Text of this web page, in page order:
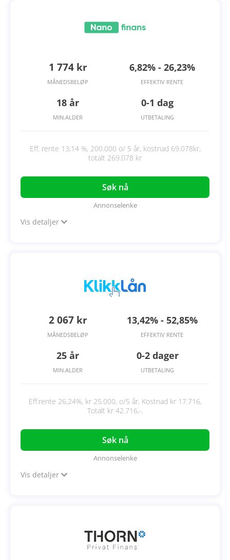
1 774 kr
MÅNEDSBELØP
6,82% - 26,23%
EFFEKTIV RENTE
18 år
MIN.ALDER
0-1 dag
UTBETALING
Eff. rente 13,14 %, 200.000 o/ 5 år, kostnad 69.078kr,
totalt 269.078 kr
Søk nå
Annonselenke
Vis detaljer
2 067 kr
MÅNEDSBELØP
13,42% - 52,85%
EFFEKTIV RENTE
25 år
MIN.ALDER
0-2 dager
UTBETALING
Eff.rente 26,24%, kr 25.000, o/5 år, Kostnad kr 17.716,
Totalt kr 42.716,-.
Søk nå
Annonselenke
Vis detaljer